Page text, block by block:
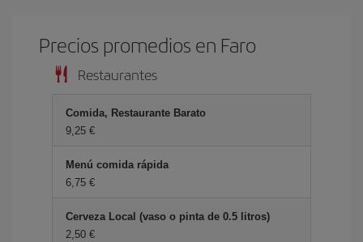
Precios promedios en Faro
Restaurantes
Comida, Restaurante Barato
9,25 €
Menú comida rápida
6,75 €
Cerveza Local (vaso o pinta de 0.5 litros)
2,50 €